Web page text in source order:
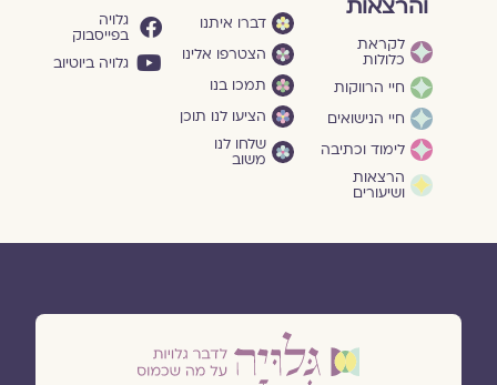
והרצאות
לקראת
כלולות
חיי הרווקות
חיי הנישואים
לימוד וכתיבה
הרצאות
ושיעורים
דברו איתנו
הצטרפו אלינו
תמכו בנו
הציעו לנו תוכן
שלחו לנו
משוב
גלויה
בפייסבוק
גלויה ביוטיוב